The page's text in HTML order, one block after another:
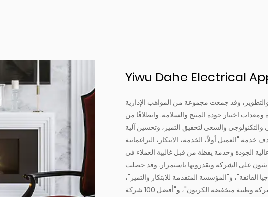
Yiwu Dahe Electrical
وقد جمعت مجموعة من المواهب الإدارية
اختبار جودة المنتج والسلامة. وانطلاقًا من
والسعي لتحقيق التميز، وتحسين آلية
"العميل أولاً، الخدمة، الابتكار، البراغماتية
الجودة وخدمة يقظة من قبل غالبية العملاء في
يثنون على الشركة ويقدرونها باستمرار. وقد حصلت
التكنولوجيا الفائقة"، و"المؤسسة المتقدمة للابتكار والتميز"،
و"أفضل 100 شركة وطنية منخفضة الكربون"، و"أفضل 100 شركة وطنية منخفضة الكربون"، و"أفضل 100 شركة